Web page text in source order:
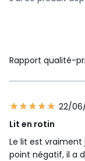
Rapport qualité-
22/
Lit en rotin
Le lit est
point négatif, il a